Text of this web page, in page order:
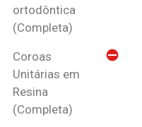
ortodôntica
(Completa)
Coroas
Unitárias em
Resina
(Completa)